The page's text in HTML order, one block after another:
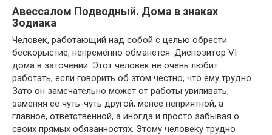
Авессалом Подводный. Дома в знаках
Зодиака
Человек, работающий над собой с целью обрести
бескорыстие, непременно обманется. Диспозитор VI
дома в заточении. Этот человек не очень любит
работать, если говорить об этом честно, что ему трудно.
Зато он замечательно может от работы увиливать,
заменяя ее чуть-чуть другой, менее неприятной, а
главное, ответственной, а иногда и просто забывая о
своих прямых обязанностях. Этому человеку трудно